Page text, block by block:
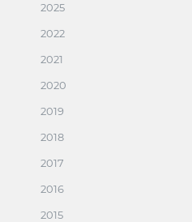
2025
2022
2021
2020
2019
2018
2017
2016
2015